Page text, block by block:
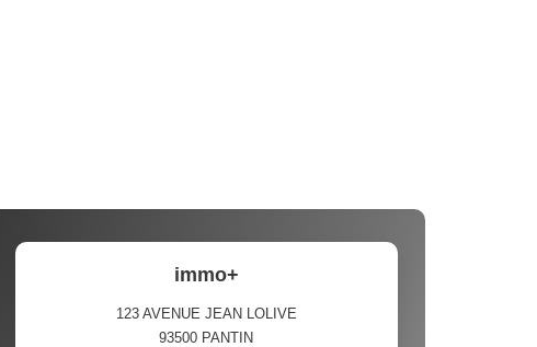
immo+
123 AVENUE JEAN LOLIVE
93500 PANTIN